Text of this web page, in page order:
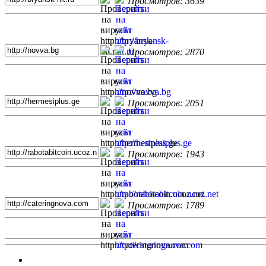
Просмотров: 2870
Просмотров: 2051
Просмотров: 1943
Просмотров: 1789